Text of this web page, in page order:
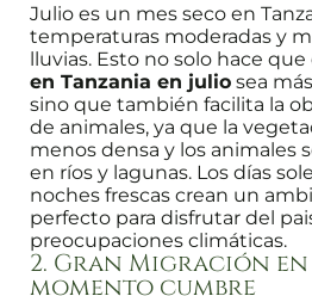
Julio es un mes seco en
temperaturas moderadas y
lluvias. Esto no solo hace que
en Tanzania en julio sea
sino que también facilita la
de animales, ya que la
menos densa y los animales
en ríos y lagunas. Los días
noches frescas crean un
perfecto para disfrutar del
preocupaciones climáticas.
2. Gran Migración en
momento cumbre